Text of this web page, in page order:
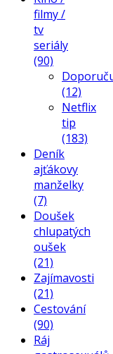
filmy /
tv
seriály
(90)
(12)
Netflix
tip
(183)
Deník
ajťákovy
manželky
(7)
Doušek
chlupatých
oušek
(21)
Zajímavosti
(21)
Cestování
(90)
Ráj